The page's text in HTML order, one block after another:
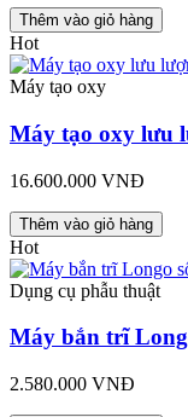
Thêm vào giỏ hàng
Hot
Máy tạo oxy
Máy tạo oxy lưu
16.600.000 VNĐ
Thêm vào giỏ hàng
Hot
Dụng cụ phẫu thuật
Máy bắn trĩ
2.580.000 VNĐ